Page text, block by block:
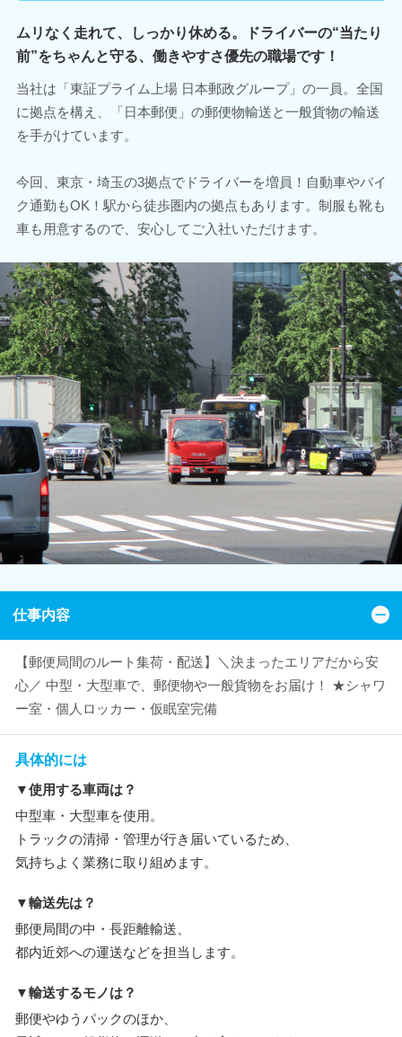
ムリなく走れて、しっかり休める。ドライバーの“当たり
前”をちゃんと守る、働きやすさ優先の職場です！
当社は「東証プライム上場 日本郵政グループ」の一員。全国
に拠点を構え、「日本郵便」の郵便物輸送と一般貨物の輸送
を手がけています。
今回、東京・埼玉の3拠点でドライバーを増員！自動車やバイ
ク通勤もOK！駅から徒歩圏内の拠点もあります。制服も靴も
車も用意するので、安心してご入社いただけます。
仕事内容
【郵便局間のルート集荷・配送】＼決まったエリアだから安
心／ 中型・大型車で、郵便物や一般貨物をお届け！ ★シャワ
ー室・個人ロッカー・仮眠室完備
具体的には
▼使用する車両は？
中型車・大型車を使用。
トラックの清掃・管理が行き届いているため、
気持ちよく業務に取り組めます。
▼輸送先は？
郵便局間の中・長距離輸送、
都内近郊への運送などを担当します。
▼輸送するモノは？
郵便やゆうパックのほか、